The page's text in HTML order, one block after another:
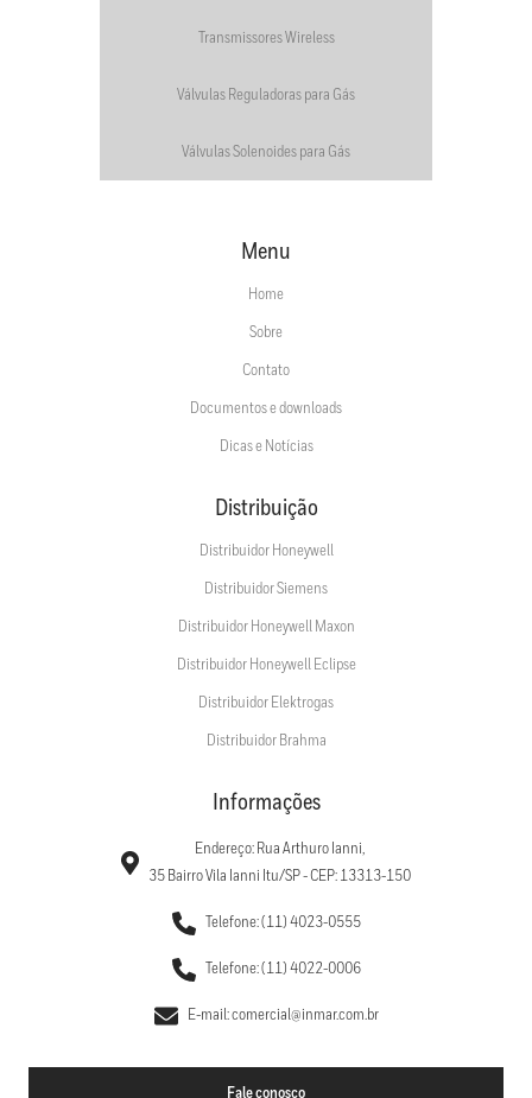
Transmissores Wireless
Válvulas Reguladoras para Gás
Válvulas Solenoides para Gás
Menu
Home
Sobre
Contato
Documentos e downloads
Dicas e Notícias
Distribuição
Distribuidor Honeywell
Distribuidor Siemens
Distribuidor Honeywell Maxon
Distribuidor Honeywell Eclipse
Distribuidor Elektrogas
Distribuidor Brahma
Informações
Endereço: Rua Arthuro Ianni,
35 Bairro Vila Ianni Itu/SP - CEP: 13313-150
Telefone: (11) 4023-0555
Telefone: (11) 4022-0006
E-mail: comercial@inmar.com.br
Fale conosco